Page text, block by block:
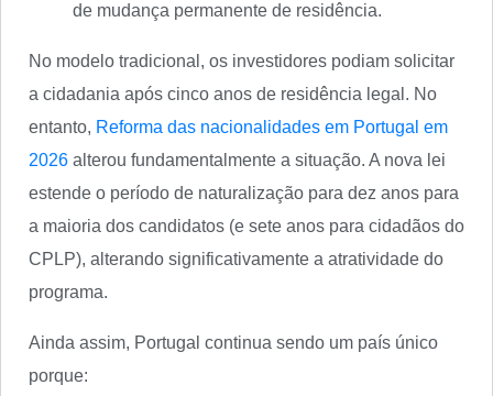
de mudança permanente de residência.
No modelo tradicional, os investidores podiam solicitar
a cidadania após cinco anos de residência legal. No
entanto, Reforma das nacionalidades em Portugal em
2026 alterou fundamentalmente a situação. A nova lei
estende o período de naturalização para dez anos para
a maioria dos candidatos (e sete anos para cidadãos do
CPLP), alterando significativamente a atratividade do
programa.
Ainda assim, Portugal continua sendo um país único
porque: